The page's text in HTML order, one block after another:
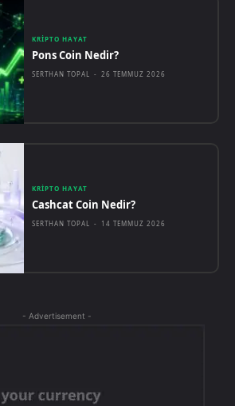
KRIPTO HAYAT
Pons Coin Nedir?
SERTHAN TOPAL - 26 TEMMUZ 2026
KRIPTO HAYAT
Cashcat Coin Nedir?
SERTHAN TOPAL - 14 TEMMUZ 2026
- Advertisement -